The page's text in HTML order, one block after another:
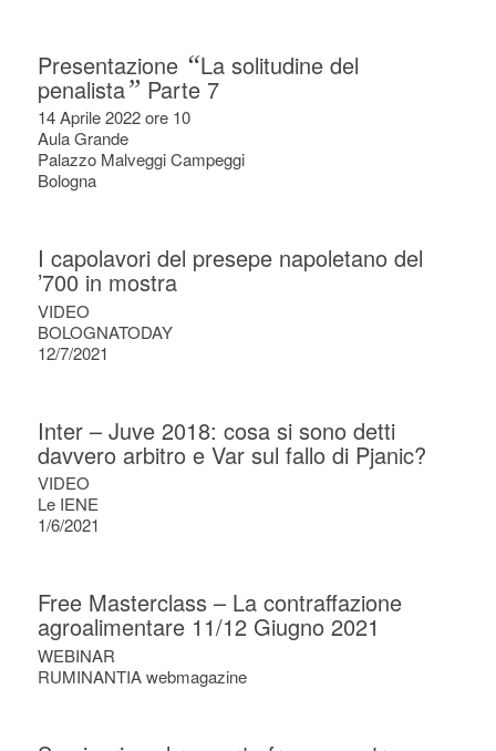
Presentazione “La solitudine del
penalista” Parte 7
14 Aprile 2022 ore 10
Aula Grande
Palazzo Malveggi Campeggi
Bologna
I capolavori del presepe napoletano del
’700 in mostra
VIDEO
BOLOGNATODAY
12/7/2021
Inter – Juve 2018: cosa si sono detti
davvero arbitro e Var sul fallo di Pjanic?
VIDEO
Le IENE
1/6/2021
Free Masterclass – La contraffazione
agroalimentare 11/12 Giugno 2021
WEBINAR
RUMINANTIA webmagazine